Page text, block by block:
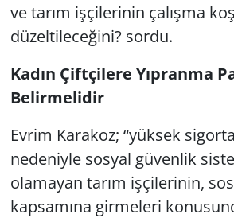
ve tarım işçilerinin çalışma
düzeltileceğini? sordu.
Kadın Çiftçilere Yıpranma
Belirmelidir
Evrim Karakoz; “yüksek
nedeniyle sosyal güvenlik
olamayan tarım işçilerinin,
kapsamına girmeleri